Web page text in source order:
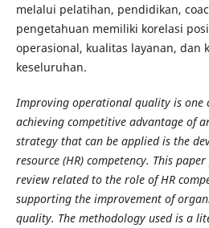
melalui pelatihan, pendidikan,
pengetahuan memiliki korelasi
operasional, kualitas layanan, dan
keseluruhan.
Improving operational quality is one
achieving competitive advantage of
strategy that can be applied is the
resource (HR) competency. This
review related to the role of HR
supporting the improvement of
quality. The methodology used is a